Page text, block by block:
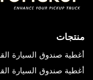
منتجات
أغطية صندوق السيارة
أغطية صندوق السيارة